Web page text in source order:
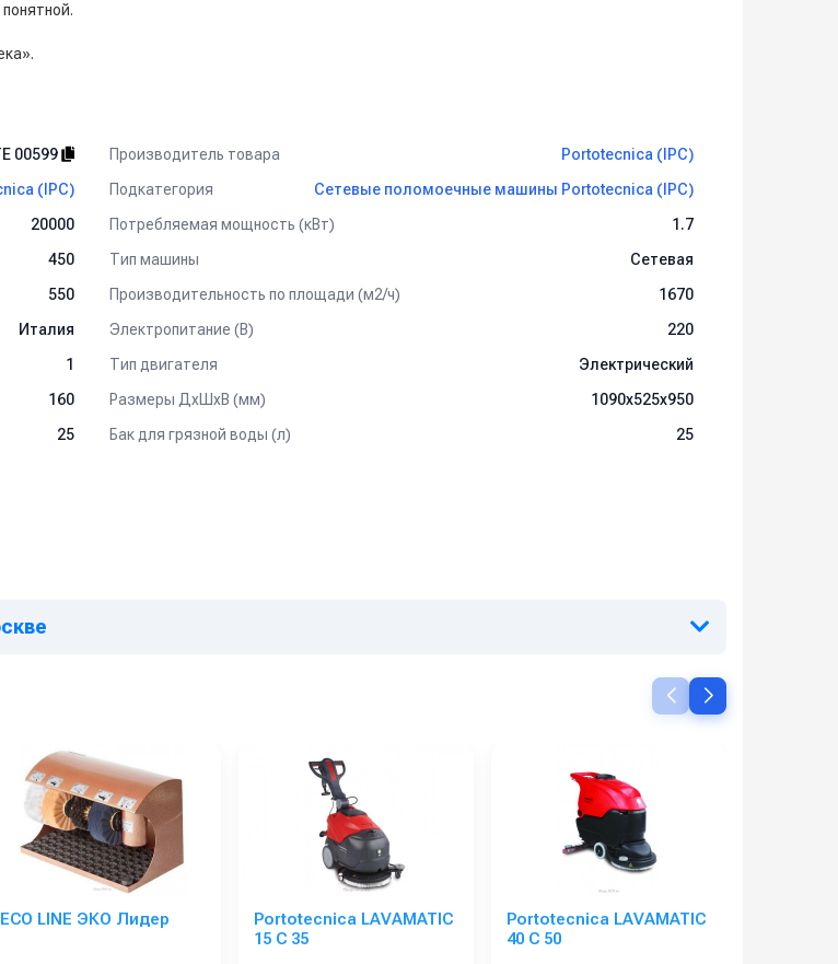
00599 Производитель товара
Portotecnica (IPC)
(IPC) Подкатегория
Сетевые поломоечные машины Portotecnica (IPC)
20000 Потребляемая мощность (кВт)
1.7
450 Тип машины
Сетевая
550 Производительность по площади (м2/ч)
1670
Италия Электропитание (В)
220
1 Тип двигателя
Электрический
160 Размеры ДхШхВ (мм)
1090x525x950
25 Бак для грязной воды (л) 25
ECO LINE ЭКО Лидер
Portotecnica LAVAMATIC
15 C 35
Portotecnica LAVAMATIC
40 C 50